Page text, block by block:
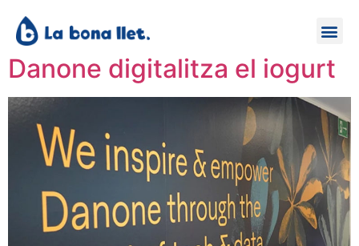
Danone digitalitza el iogurt